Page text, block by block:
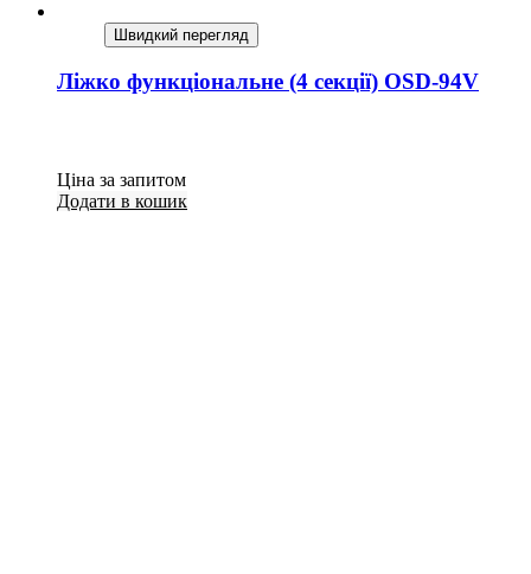
Швидкий перегляд
Ліжко функціональне (4 секції) OSD-94V
Ціна за запитом
Додати в кошик